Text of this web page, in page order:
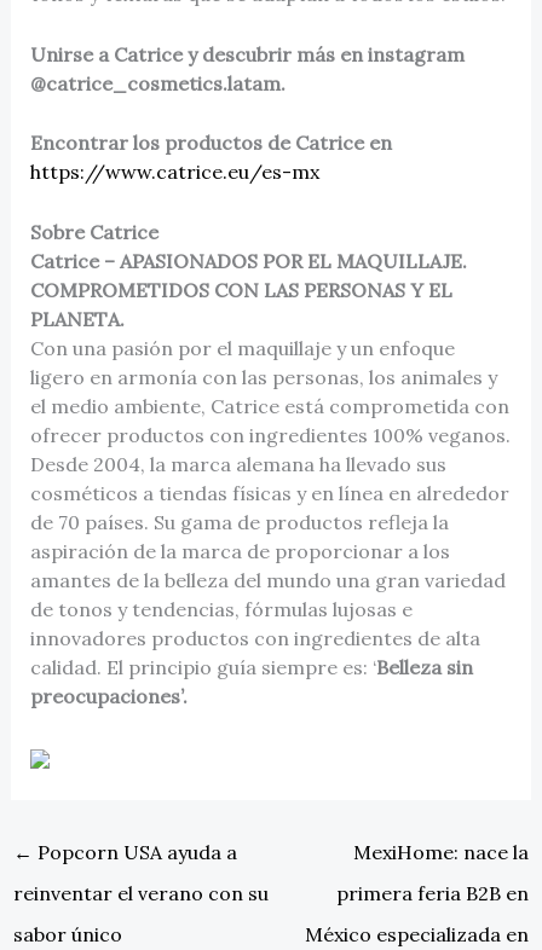
Unirse a Catrice y descubrir más en instagram
@catrice_cosmetics.latam.
Encontrar los productos de Catrice en
https://www.catrice.eu/es-mx
Sobre Catrice
Catrice – APASIONADOS POR EL MAQUILLAJE.
COMPROMETIDOS CON LAS PERSONAS Y EL
PLANETA.
Con una pasión por el maquillaje y un enfoque
ligero en armonía con las personas, los animales y
el medio ambiente, Catrice está comprometida con
ofrecer productos con ingredientes 100% veganos.
Desde 2004, la marca alemana ha llevado sus
cosméticos a tiendas físicas y en línea en alrededor
de 70 países. Su gama de productos refleja la
aspiración de la marca de proporcionar a los
amantes de la belleza del mundo una gran variedad
de tonos y tendencias, fórmulas lujosas e
innovadores productos con ingredientes de alta
calidad. El principio guía siempre es: ‘Belleza sin
preocupaciones’.
← Popcorn USA ayuda a
reinventar el verano con su
sabor único
MexiHome: nace la
primera feria B2B en
México especializada en